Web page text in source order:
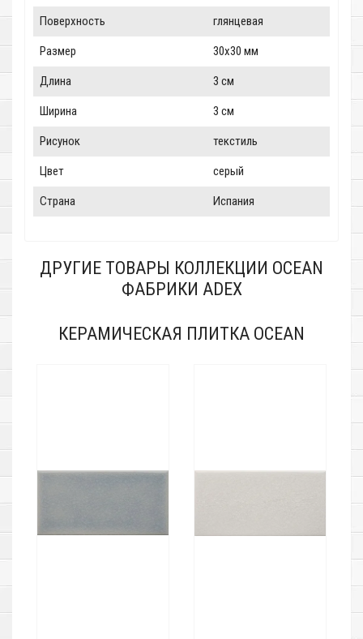
Поверхность глянцевая
Размер 30x30 мм
Длина 3 см
Ширина 3 см
Рисунок текстиль
Цвет серый
Страна Испания
ДРУГИЕ ТОВАРЫ КОЛЛЕКЦИИ OCEAN
ФАБРИКИ ADEX
КЕРАМИЧЕСКАЯ ПЛИТКА OCEAN